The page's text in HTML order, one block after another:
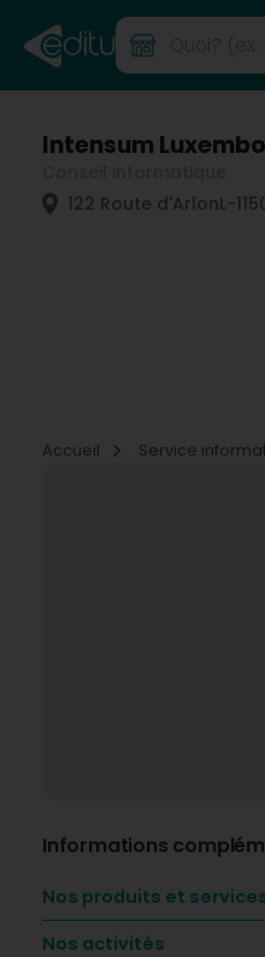
Intensum
122 Route d'ArlonL-
Accueil
Service
Informations
Nos produits et
Nos activités